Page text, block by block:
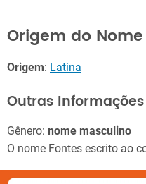
Origem do
Origem: Latina
Outras
Gênero: nome masculino
O nome Fontes escrito ao